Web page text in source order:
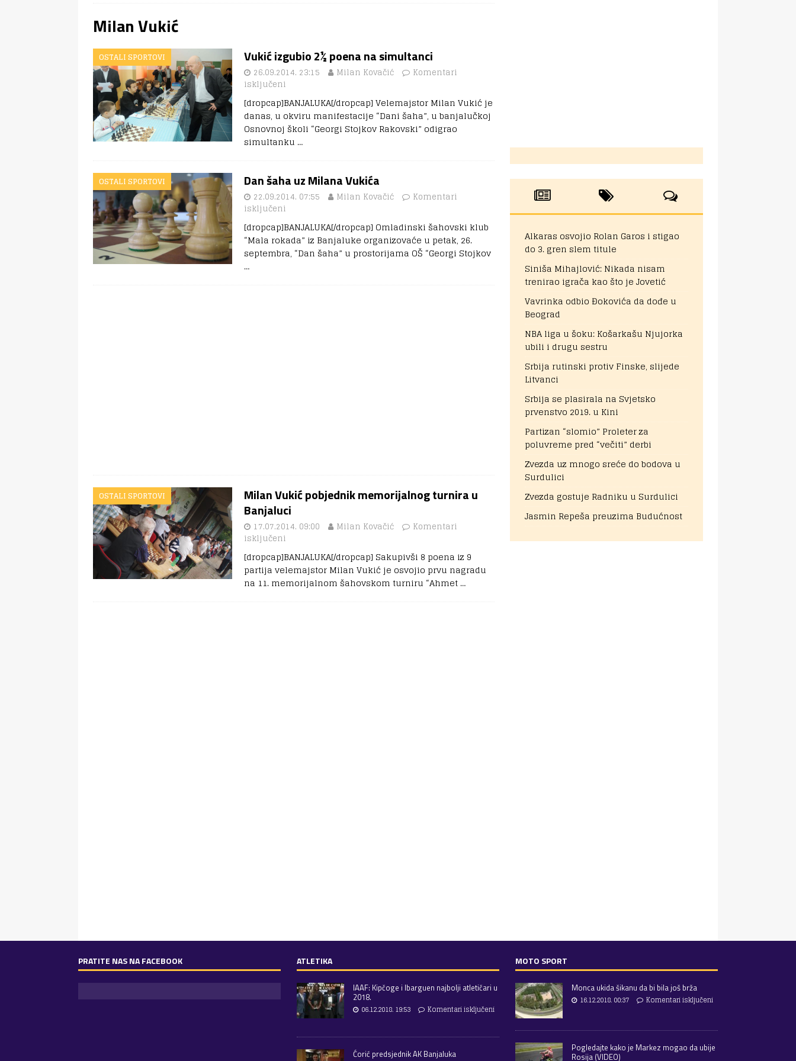
Milan Vukić
OSTALI SPORTOVI Vukić izgubio 2½ poena na simultanci
26.09.2014. 23:15 Milan Kovačić
Komentari
isključeni
[dropcap]BANJALUKA[/dropcap] Velemajstor Milan Vukić je
danas, u okviru manifestacije “Dani šaha”, u banjalučkoj
Osnovnoj školi “Georgi Stojkov Rakovski” odigrao
simultanku …
OSTALI SPORTOVI Dan šaha uz Milana Vukića
22.09.2014. 07:55 Milan Kovačić
Komentari
isključeni
[dropcap]BANJALUKA[/dropcap] Omladinski šahovski klub
“Mala rokada” iz Banjaluke organizovaće u petak, 26.
septembra, “Dan šaha” u prostorijama OŠ “Georgi Stojkov
…
OSTALI SPORTOVI
Milan Vukić pobjednik memorijalnog turnira u
Banjaluci
17.07.2014. 09:00 Milan Kovačić
Komentari
isključeni
[dropcap]BANJALUKA[/dropcap] Sakupivši 8 poena iz 9
partija velemajstor Milan Vukić je osvojio prvu nagradu
na 11. memorijalnom šahovskom turniru “Ahmet …
Alkaras osvojio Rolan Garos i stigao
do 3. gren slem titule
Siniša Mihajlović: Nikada nisam
trenirao igrača kao što je Jovetić
Vavrinka odbio Đokovića da dođe u
Beograd
NBA liga u šoku: Košarkašu Njujorka
ubili i drugu sestru
Srbija rutinski protiv Finske, slijede
Litvanci
Srbija se plasirala na Svjetsko
prvenstvo 2019. u Kini
Partizan “slomio” Proleter za
poluvreme pred “večiti” derbi
Zvezda uz mnogo sreće do bodova u
Surdulici
Zvezda gostuje Radniku u Surdulici
Jasmin Repeša preuzima Budućnost
PRATITE NAS NA FACEBOOK ATLETIKA
IAAF: Kipčoge i Ibarguen najbolji atletičari u
2018.
06.12.2018. 19:53
Komentari isključeni
Ćorić predsjednik AK Banjaluka
MOTO SPORT
Monca ukida šikanu da bi bila još brža
16.12.2018. 00:37
Komentari isključeni
Pogledajte kako je Markez mogao da ubije
Rosija (VIDEO)